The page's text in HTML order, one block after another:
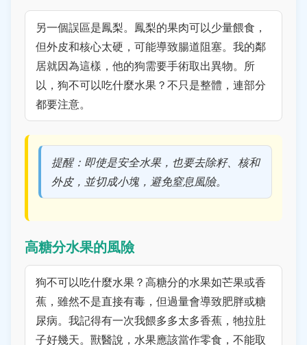
另一個誤區是鳳梨。鳳梨的果肉可以少量餵食，
但外皮和核心太硬，可能導致腸道阻塞。我的鄰
居就因為這樣，他的狗需要手術取出異物。所
以，狗不可以吃什麼水果？不只是整體，連部分
都要注意。
提醒：即使是安全水果，也要去除籽、核和
外皮，並切成小塊，避免窒息風險。
高糖分水果的風險
狗不可以吃什麼水果？高糖分的水果如芒果或香
蕉，雖然不是直接有毒，但過量會導致肥胖或糖
尿病。我記得有一次我餵多多太多香蕉，牠拉肚
子好幾天。獸醫說，水果應該當作零食，不能取